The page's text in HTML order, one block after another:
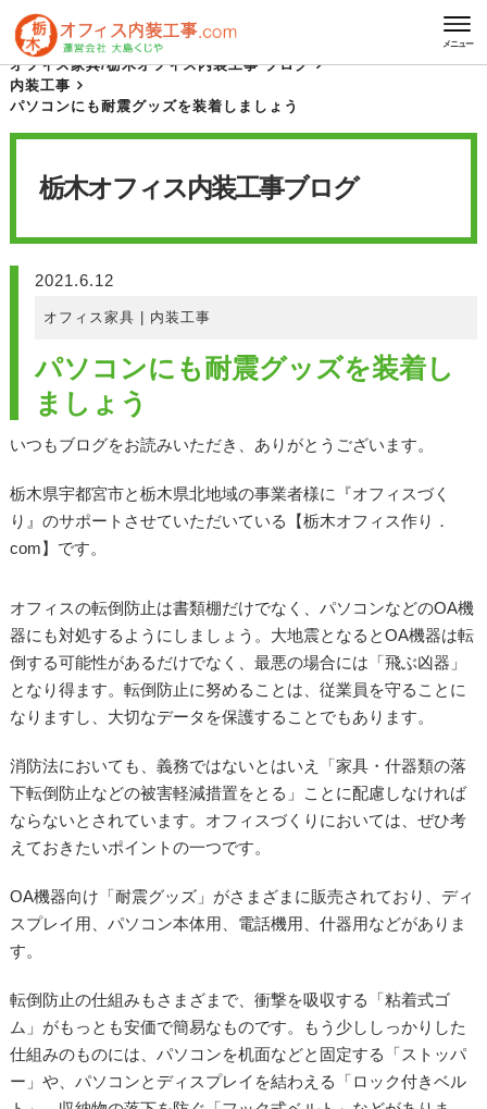
メニュー
HOME
栃木オフィス内装工事 ブログ
オフィス家具/栃木オフィス内装工事 ブログ
内装工事
パソコンにも耐震グッズを装着しましょう
栃木オフィス内装工事ブログ
2021.6.12
オフィス家具 内装工事
パソコンにも耐震グッズを装着し
ましょう
いつもブログをお読みいただき、ありがとうございます。
栃木県宇都宮市と栃木県北地域の事業者様に『オフィスづく
り』のサポートさせていただいている【栃木オフィス作り．
com】です。
オフィスの転倒防止は書類棚だけでなく、パソコンなどのOA機
器にも対処するようにしましょう。大地震となるとOA機器は転
倒する可能性があるだけでなく、最悪の場合には「飛ぶ凶器」
となり得ます。転倒防止に努めることは、従業員を守ることに
なりますし、大切なデータを保護することでもあります。
消防法においても、義務ではないとはいえ「家具・什器類の落
下転倒防止などの被害軽減措置をとる」ことに配慮しなければ
ならないとされています。オフィスづくりにおいては、ぜひ考
えておきたいポイントの一つです。
OA機器向け「耐震グッズ」がさまざまに販売されており、ディ
スプレイ用、パソコン本体用、電話機用、什器用などがありま
す。
転倒防止の仕組みもさまざまで、衝撃を吸収する「粘着式ゴ
ム」がもっとも安価で簡易なものです。もう少ししっかりした
仕組みのものには、パソコンを机面などと固定する「ストッパ
ー」や、パソコンとディスプレイを結わえる「ロック付きベル